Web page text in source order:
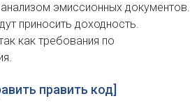
эмиссионных документов.
приносить доходность.
как требования по
править код]